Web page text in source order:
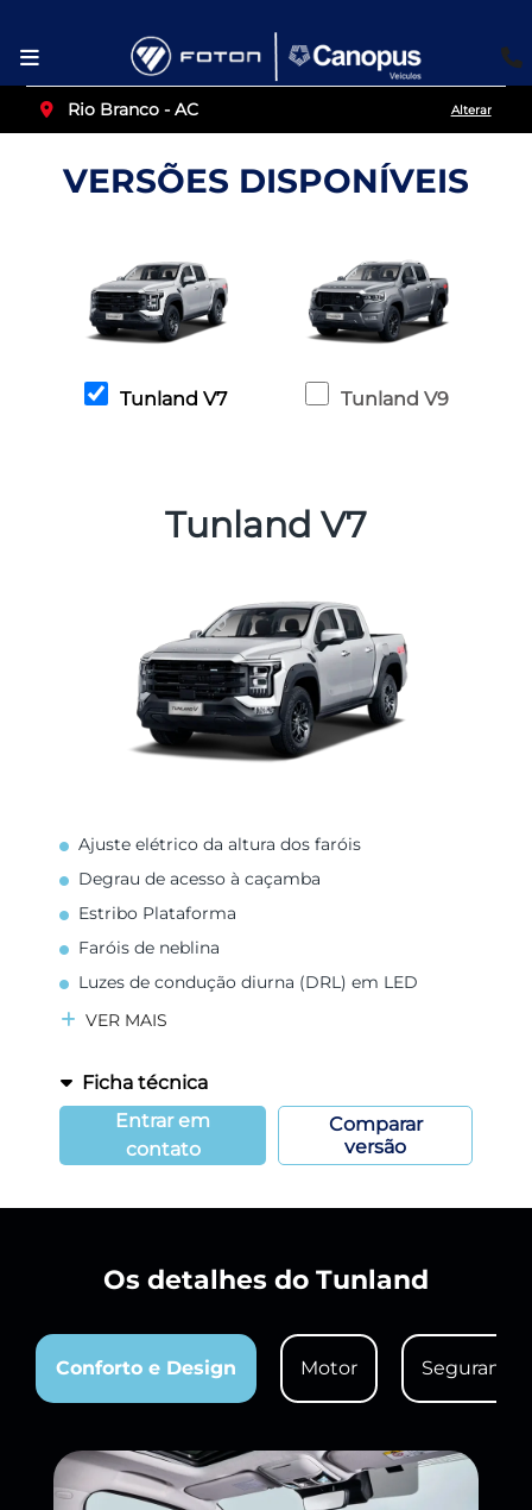
Rio Branco - AC Alterar
VERSÕES DISPONÍVEIS
Tunland V7 Tunland V9
Tunland V7
Ajuste elétrico da altura dos faróis
Degrau de acesso à caçamba
Estribo Plataforma
Faróis de neblina
Luzes de condução diurna (DRL) em LED
VER MAIS
Ficha técnica
Entrar em
contato
Comparar
versão
Os detalhes do Tunland
Conforto e Design Motor Segurança